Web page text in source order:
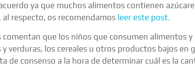
ya que muchos alimentos contienen
al respecto, os recomendamos leer este post.
comentan que los niños que consumen alimentos
y verduras, los cereales u otros productos bajos
de consenso a la hora de determinar cuál es la